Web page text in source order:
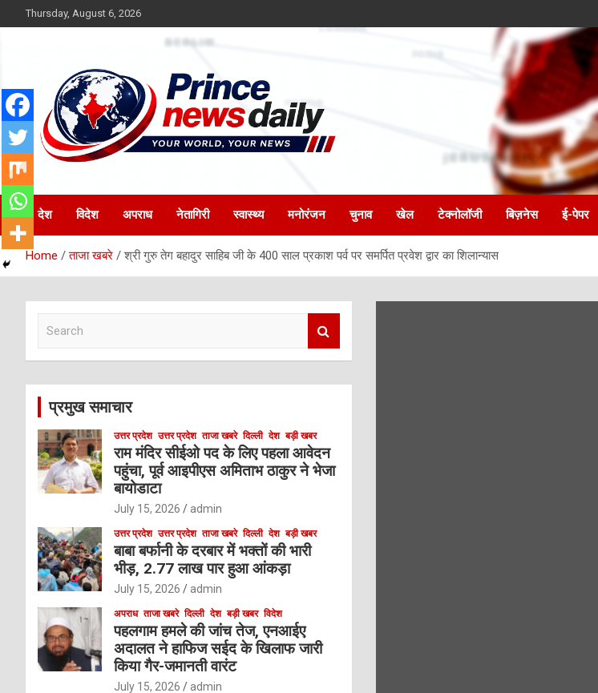
to
Thursday, August 6, 2026
Princenews Daily
देश विदेश अपराध नेतागिरी स्वास्थ्य मनोरंजन चुनाव खेल टेक्नोलॉजी बिज़नेस ई-पेपर
Home ताजा खबरे श्री गुरु तेग बहादुर साहिब जी के 400 साल प्रकाश पर्व पर समर्पित प्रवेश द्वार का शिलान्यास
c
प्रमुख समाचार
उत्तर प्रदेश उत्तर प्रदेश ताजा खबरे दिल्ली देश बड़ी खबर
राम मंदिर सीईओ पद के लिए पहला आवेदन
पहुंचा, पूर्व आइपीएस अमिताभ ठाकुर ने भेजा
बायोडाटा
July 15, 2026 admin
उत्तर प्रदेश उत्तर प्रदेश ताजा खबरे दिल्ली देश बड़ी खबर
बाबा बर्फानी के दरबार में भक्तों की भारी
भीड़, 2.77 लाख पार हुआ आंकड़ा
July 15, 2026 admin
अपराध ताजा खबरे दिल्ली देश बड़ी खबर विदेश
पहलगाम हमले की जांच तेज, एनआईए
अदालत ने हाफिज सईद के खिलाफ जारी
किया गैर-जमानती वारंट
July 15, 2026 admin